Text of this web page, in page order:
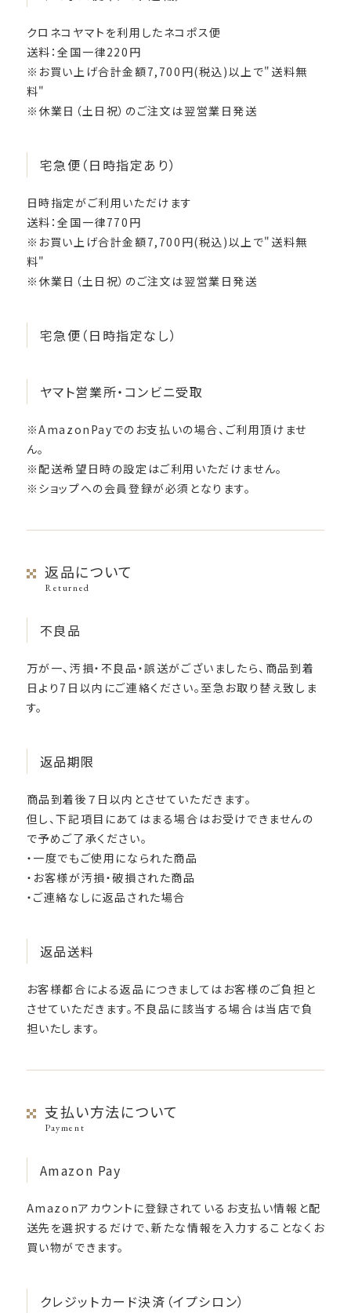
クロネコヤマトを利用したネコポス便
送料：全国一律220円
※お買い上げ合計金額7,700円(税込)以上で"送料無
料"
※休業日（土日祝）のご注文は翌営業日発送
宅急便（日時指定あり）
日時指定がご利用いただけます
送料：全国一律770円
※お買い上げ合計金額7,700円(税込)以上で"送料無
料"
※休業日（土日祝）のご注文は翌営業日発送
宅急便（日時指定なし）
ヤマト営業所・コンビニ受取
※AmazonPayでのお支払いの場合、ご利用頂けませ
ん。
※配送希望日時の設定はご利用いただけません。
※ショップへの会員登録が必須となります。
返品について
Returned
不良品
万が一、汚損・不良品・誤送がございましたら、商品到着
日より7日以内にご連絡ください。至急お取り替え致しま
す。
返品期限
商品到着後７日以内とさせていただきます。
但し、下記項目にあてはまる場合はお受けできませんの
で予めご了承ください。
・一度でもご使用になられた商品
・お客様が汚損・破損された商品
・ご連絡なしに返品された場合
返品送料
お客様都合による返品につきましてはお客様のご負担と
させていただきます。不良品に該当する場合は当店で負
担いたします。
支払い方法について
Payment
Amazon Pay
Amazonアカウントに登録されているお支払い情報と配
送先を選択するだけで、新たな情報を入力することなくお
買い物ができます。
クレジットカード決済（イプシロン）